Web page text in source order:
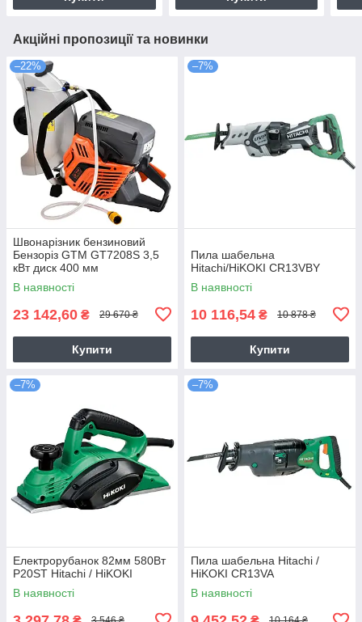
Акційні пропозиції та новинки
–22%
Швонарізник бензиновий
Бензоріз GTM GT7208S 3,5
кВт диск 400 мм
В наявності
23 142,60 ₴ 29 670 ₴
Купити
–7%
Пила шабельна
Hitachi/HiKOKI CR13VBY
В наявності
10 116,54 ₴ 10 878 ₴
Купити
–7%
Електрорубанок 82мм 580Вт
P20ST Hitachi / HiKOKI
В наявності
–7%
Пила шабельна Hitachi /
HiKOKI CR13VA
В наявності